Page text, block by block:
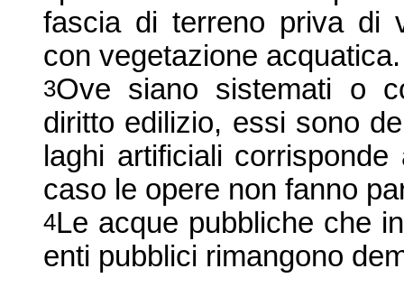
fascia di terreno priva di
con vegetazione acquatica.
3Ove siano sistemati o
diritto edilizio, essi sono
laghi artificiali
caso le opere non fanno
4Le acque pubbliche che
enti pubblici rimangono